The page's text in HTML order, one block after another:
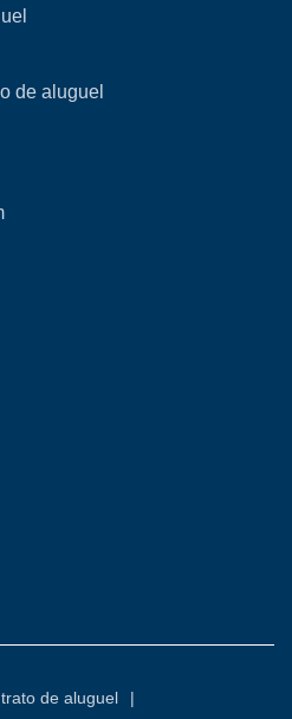
de aluguel
de aluguel |